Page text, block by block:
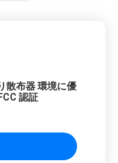
recommend
you dial in the
is
spot makes all
散布器 環境に優
認証